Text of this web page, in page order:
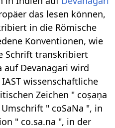
das lesen können,
in die Römische
Konventionen, wie
Schrift transkribiert
auf Devanagari wird
wissenschaftliche
Zeichen " coṣaṇa
Umschrift " coSaNa ", in
" co.sa.na ", in der